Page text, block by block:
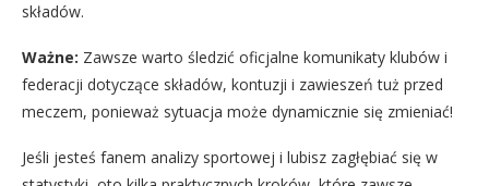
składów.
Ważne: Zawsze warto śledzić oficjalne komunikaty klubów i
federacji dotyczące składów, kontuzji i zawieszeń tuż przed
meczem, ponieważ sytuacja może dynamicznie się zmieniać!
Jeśli jesteś fanem analizy sportowej i lubisz zagłębiać się w